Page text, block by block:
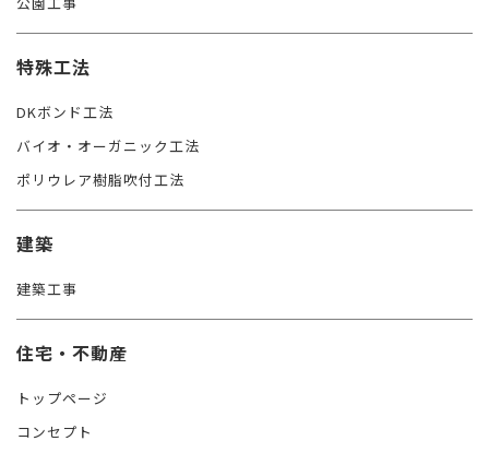
特殊工法
DKボンド工法
バイオ・オーガニック工法
ポリウレア樹脂吹付工法
建築
建築工事
住宅・不動産
トップページ
コンセプト